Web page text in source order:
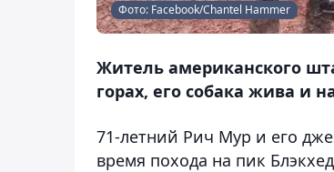
Фото: Facebook/Chantel Hammer
Житель американского
горах, его собака жива и
71-летний Рич Мур и его
время похода на пик